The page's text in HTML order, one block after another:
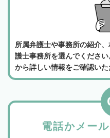
所属弁護士や事務所の紹介
護士事務所を選んでくださ
から詳しい情報をご確認いた
電話かメー